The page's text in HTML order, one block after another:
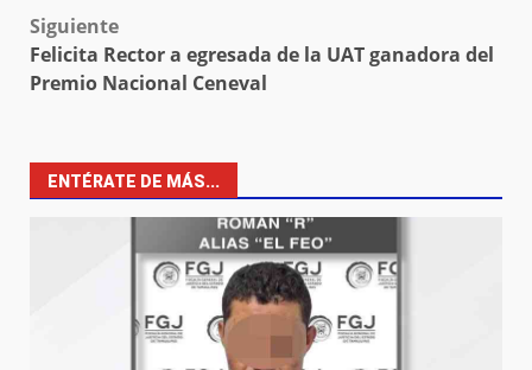
Siguiente
Felicita Rector a egresada de la UAT ganadora del
Premio Nacional Ceneval
ENTÉRATE DE MÁS...